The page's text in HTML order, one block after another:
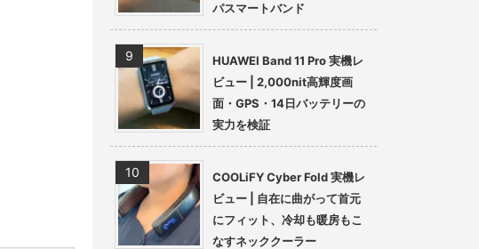
パスマートバンド
HUAWEI Band 11 Pro 実機レ
ビュー | 2,000nit高輝度画
面・GPS・14日バッテリーの
実力を検証
COOLiFY Cyber Fold 実機レ
ビュー | 自在に曲がって首元
にフィット、冷却も暖房もこ
なすネッククーラー